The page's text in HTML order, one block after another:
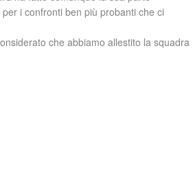
i confronti ben più probanti che ci
che abbiamo allestito la squadra